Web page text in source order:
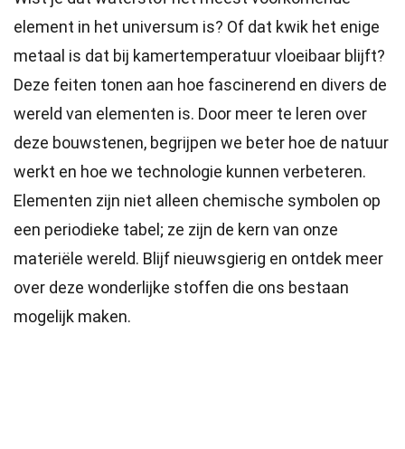
element in het universum is? Of dat kwik het enige
metaal is dat bij kamertemperatuur vloeibaar blijft?
Deze feiten tonen aan hoe fascinerend en divers de
wereld van elementen is. Door meer te leren over
deze bouwstenen, begrijpen we beter hoe de natuur
werkt en hoe we technologie kunnen verbeteren.
Elementen zijn niet alleen chemische symbolen op
een periodieke tabel; ze zijn de kern van onze
materiële wereld. Blijf nieuwsgierig en ontdek meer
over deze wonderlijke stoffen die ons bestaan
mogelijk maken.